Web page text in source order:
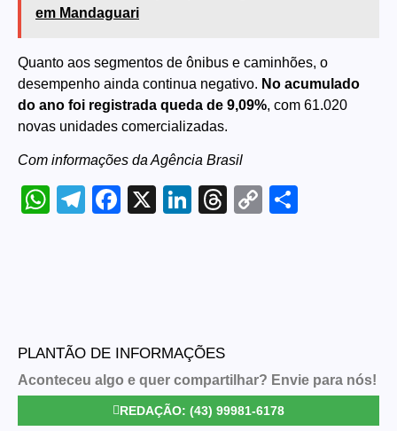
em Mandaguari
Quanto aos segmentos de ônibus e caminhões, o
desempenho ainda continua negativo. No acumulado
do ano foi registrada queda de 9,09%, com 61.020
novas unidades comercializadas.
Com informações da Agência Brasil
WhatsApp
Telegram
Facebook
X LinkedIn
Threads
Copy
PLANTÃO DE INFORMAÇÕES
Aconteceu algo e quer compartilhar? Envie para nós!
REDAÇÃO: (43) 99981-6178